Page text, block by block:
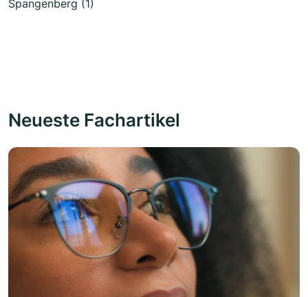
Spangenberg (1)
Neueste Fachartikel